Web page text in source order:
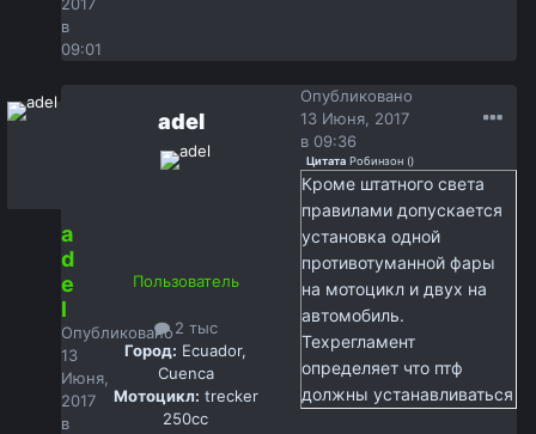
в
09:01
a
d
e
l
Опубликовано
13
Июня,
2017
в
adel
Пользователь
2 тыс
Город: Ecuador,
Cuenca
Мотоцикл: trecker
250cc
Опубликовано
13 Июня, 2017
в 09:36
Цитата Робинзон ()
Кроме штатного света
правилами допускается
установка одной
противотуманной фары
на мотоцикл и двух на
автомобиль.
Техрегламент
определяет что птф
должны устанавливаться